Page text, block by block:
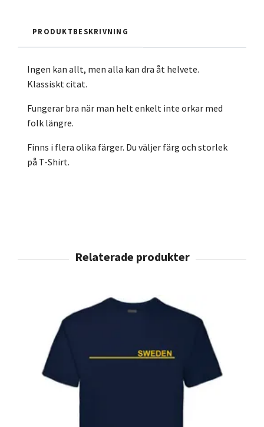
PRODUKTBESKRIVNING
Ingen kan allt, men alla kan dra åt helvete.
Klassiskt citat.
Fungerar bra när man helt enkelt inte orkar med
folk längre.
Finns i flera olika färger. Du väljer färg och storlek
på T-Shirt.